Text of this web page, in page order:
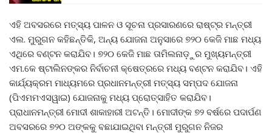
ଏହି ଅବସରରେ ମତ୍ସ୍ୟ ପାଳନ ଓ ସୂଚନା ପ୍ରସାରଣରେ ରାଷ୍ଟ୍ର ମନ୍ତ୍ରୀ
ଏଲ. ମୁରୁଗନ କହିଛନ୍ତିକି, ଅନ୍ୟ ଯୋଜନା ଅନୁସାରେ ୭୨୦ କେଜି ମାଛ ମଧ୍ୟ
ଏଥିରେ ବଣ୍ଟନ କରାଯିବ। ୭୨୦ କେଜି ମାଛ ତାମିଲନାଡ଼ୁର ମୁଖ୍ୟମନ୍ତ୍ରୀ
ଏମ.କେ ଷ୍ଟାଲିନଙ୍କର ନିର୍ବାଚନୀ କ୍ଷେତ୍ରରେ ମଧ୍ୟ ବଣ୍ଟନ କରାଯିବ। ଏହି
କାର୍ଯ୍ୟକ୍ରମ ମାଧ୍ୟମରେ ପ୍ରଧାନମନ୍ତ୍ରୀ ମତ୍ସ୍ୟ ସମ୍ପଦ ଯୋଜନା
(ପିଏମମଏସୱାଇ) ଯୋଜନାକୁ ମଧ୍ୟ ପ୍ରୋତ୍ସାହିତ କରାଯିବ।
ପ୍ରାଧାନମନ୍ତ୍ରୀ ମୋଦୀ ଶାକାହାରୀ ଅଟନ୍ତି। ମୋଦୀଙ୍କ ୭୨ ବର୍ଷରେ ପଦାର୍ପଣ
ଅବସରରେ ୭୨୦ ଅଙ୍କକୁ ବଛାଯାଇଥିବା ମନ୍ତ୍ରୀ ମୁରୁଗନ ନିଜର